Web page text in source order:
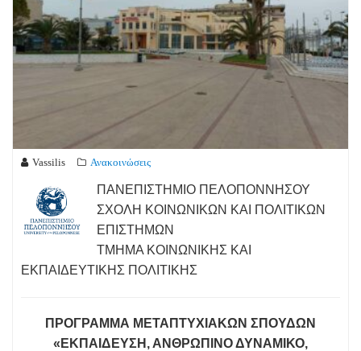
Vassilis Ανακοινώσεις
ΠΑΝΕΠΙΣΤΗΜΙΟ ΠΕΛΟΠΟΝΝΗΣΟΥ
ΣΧΟΛΗ ΚΟΙΝΩΝΙΚΩΝ ΚΑΙ ΠΟΛΙΤΙΚΩΝ
ΕΠΙΣΤΗΜΩΝ
ΤΜΗΜΑ ΚΟΙΝΩΝΙΚΗΣ ΚΑΙ
ΕΚΠΑΙΔΕΥΤΙΚΗΣ ΠΟΛΙΤΙΚΗΣ
ΠΡΟΓΡΑΜΜΑ ΜΕΤΑΠΤΥΧΙΑΚΩΝ ΣΠΟΥΔΩΝ
«ΕΚΠΑΙΔΕΥΣΗ, ΑΝΘΡΩΠΙΝΟ ΔΥΝΑΜΙΚΟ,